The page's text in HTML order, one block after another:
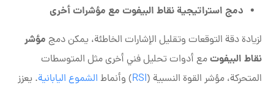
دمج استراتيجية نقاط البيفوت مع مؤشرات أخرى
لزيادة دقة التوقعات وتقليل الإشارات الخاطئة، يمكن دمج مؤشر
نقاط البيفوت مع أدوات تحليل فني أخرى مثل المتوسطات
المتحركة، مؤشر القوة النسبية (RSI) وأنماط الشموع اليابانية. يعزز